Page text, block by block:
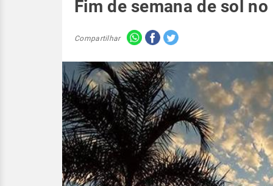
Fim de semana de sol no
Compartilhar